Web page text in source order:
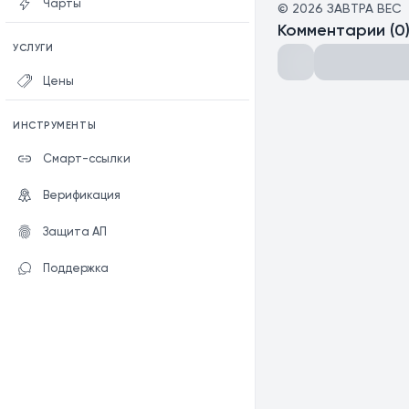
Чарты
УСЛУГИ
Цены
ИНСТРУМЕНТЫ
Смарт-ссылки
Верификация
Защита АП
Поддержка
© 2026 ЗАВТРА ВЕС
Комментарии (0)